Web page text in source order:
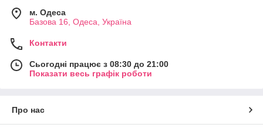
м. Одеса
Базова 16, Одеса, Україна
Контакти
Сьогодні працює з 08:30 до 21:00
Показати весь графік роботи
Про нас